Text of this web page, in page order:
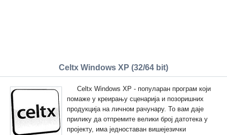
Celtx Windows XP (32/64 bit)
Celtx Windows XP - популаран програм који
помаже у креирању сценарија и позоришних
продукција на личном рачунару. То вам даје
прилику да отпремите велики број датотека у
пројекту, има једноставан вишејезички